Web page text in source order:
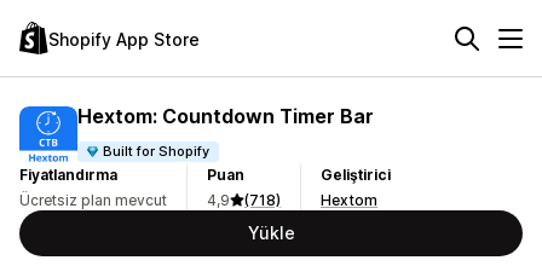
Shopify App Store
Hextom: Countdown Timer Bar
Built for Shopify
Fiyatlandırma
Ücretsiz plan mevcut
Puan
4,9
(718)
Geliştirici
Hextom
Yükle